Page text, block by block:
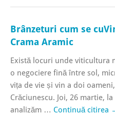
Brânzeturi cum se
Crama Aramic
Există locuri unde viticultura
o negociere fină între sol,
vița de vie și vin a doi
Crăciunescu. Joi, 26 martie,
analizăm … Continuă citirea